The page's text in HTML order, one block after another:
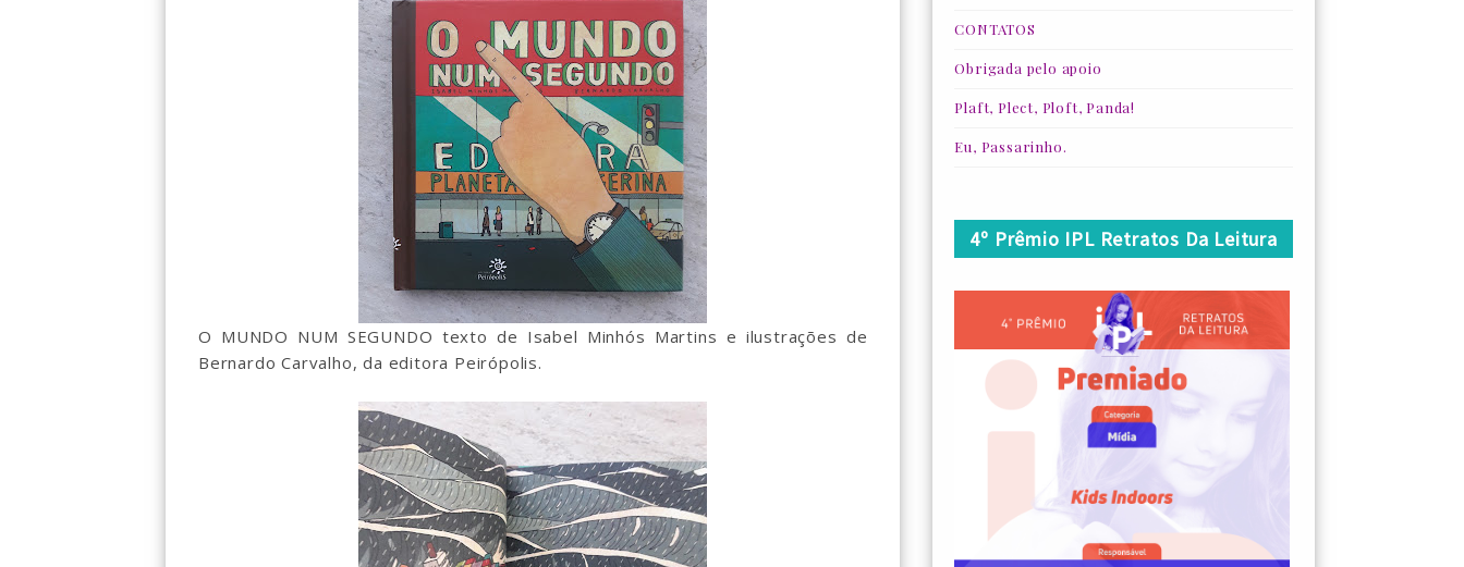
O MUNDO NUM SEGUNDO texto de Isabel Minhós Martins e ilustrações de
Bernardo Carvalho, da editora Peirópolis.
CONTATOS
Obrigada pelo apoio
Plaft, Plect, Ploft, Panda!
Eu, Passarinho.
4º Prêmio IPL Retratos Da Leitura